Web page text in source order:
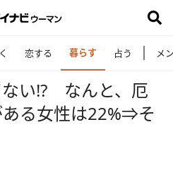
恋する 暮らす 占う メ
い!? なんと、厄
る女性は22%⇒そ